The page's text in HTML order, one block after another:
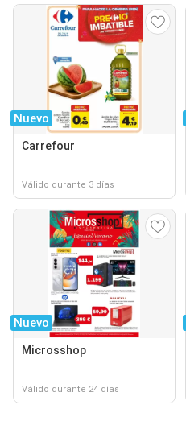
Nuevo
Carrefour
Válido durante 3 días
Nuevo
Microsshop
Válido durante 24 días